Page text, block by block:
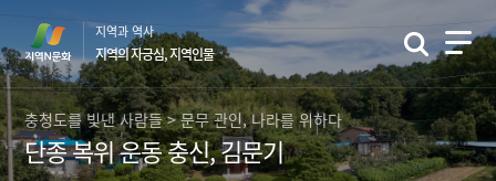
텐
츠
영
역
바
로
단
영
역
바
로
가
지역과 역사
지역의 자긍심, 지역인물
충청도를 빛낸 사람들 > 문무 관인, 나라를 위하다
단종 복위 운동 충신, 김문기